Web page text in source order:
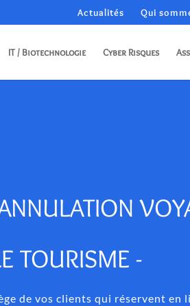
Actualités Qui
IT / Biotechnologie Cyber Risques
TOURISME -
de vos clients qui réservent en